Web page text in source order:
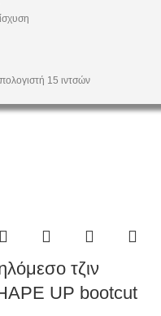
15 ιντσών
τζιν
UP bootcut